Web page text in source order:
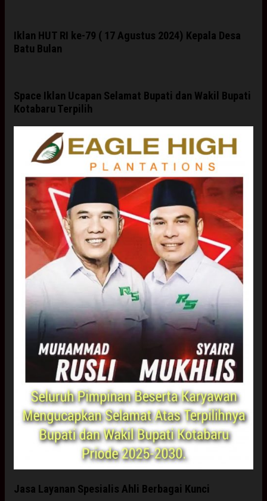
Iklan HUT RI ke-79 ( 17 Agustus 2024) Kepala Desa
Batu Bulan
Space Iklan Ucapan Selamat Bupati dan Wakil Bupati
Kotabaru Terpilih
Jasa Layanan Spesialis Ahli Berbagai Kunci